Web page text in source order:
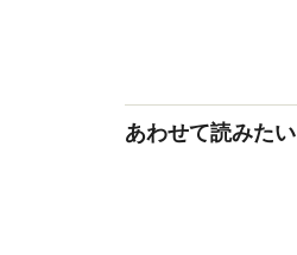
あわせて読みたい